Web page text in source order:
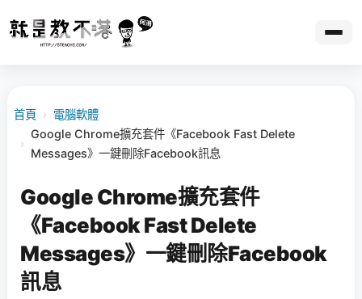
首頁 › 電腦軟體
›
Google Chrome擴充套件《Facebook Fast Delete
Messages》一鍵刪除Facebook訊息
Google Chrome擴充套件
《Facebook Fast Delete
Messages》一鍵刪除Facebook
訊息